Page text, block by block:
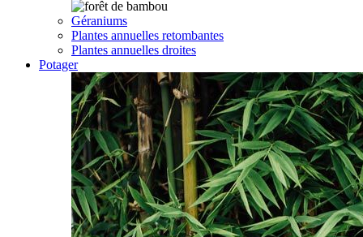
Géraniums
Plantes annuelles retombantes
Plantes annuelles droites
Potager